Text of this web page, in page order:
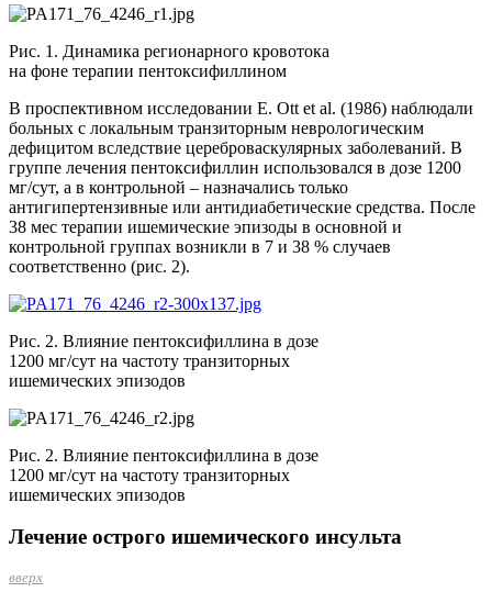
Рис. 1. Динамика регионарного кровотока
на фоне терапии пентоксифиллином
В проспективном исследовании E. Ott et al. (1986) наблюдали
больных с локальным транзиторным неврологическим
дефицитом вследствие цереброваскулярных заболеваний. В
группе лечения пентоксифиллин использовался в дозе 1200
мг/сут, а в контрольной – назначались только
антигипертензивные или антидиабетические средства. После
38 мес терапии ишемические эпизоды в основной и
контрольной группах возникли в 7 и 38 % случаев
соответственно (рис. 2).
Рис. 2. Влияние пентоксифиллина в дозе
1200 мг/сут на частоту транзиторных
ишемических эпизодов
Рис. 2. Влияние пентоксифиллина в дозе
1200 мг/сут на частоту транзиторных
ишемических эпизодов
Лечение острого ишемического инсульта
вверх